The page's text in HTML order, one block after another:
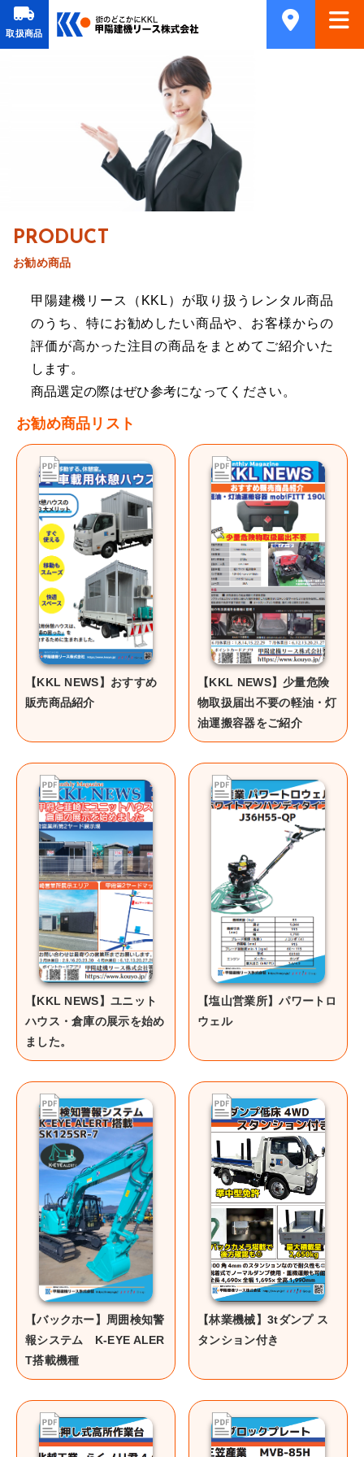
取扱商品
PRODUCT
お勧め商品
甲陽建機リース（KKL）が取り扱うレンタル商品
のうち、特にお勧めしたい商品や、お客様からの
評価が高かった注目の商品をまとめてご紹介いた
します。
商品選定の際はぜひ参考になってください。
お勧め商品リスト
【KKL NEWS】おすすめ
販売商品紹介
【KKL NEWS】少量危険
物取扱届出不要の軽油・灯
油運搬容器をご紹介
【KKL NEWS】ユニット
ハウス・倉庫の展示を始め
ました。
【塩山営業所】パワートロ
ウェル
【バックホー】周囲検知警
報システム K-EYE ALER
T搭載機種
【林業機械】3tダンプ ス
タンション付き